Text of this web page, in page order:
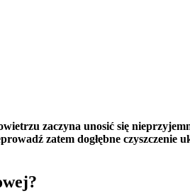
zaczyna unosić się
zatem dogłębne